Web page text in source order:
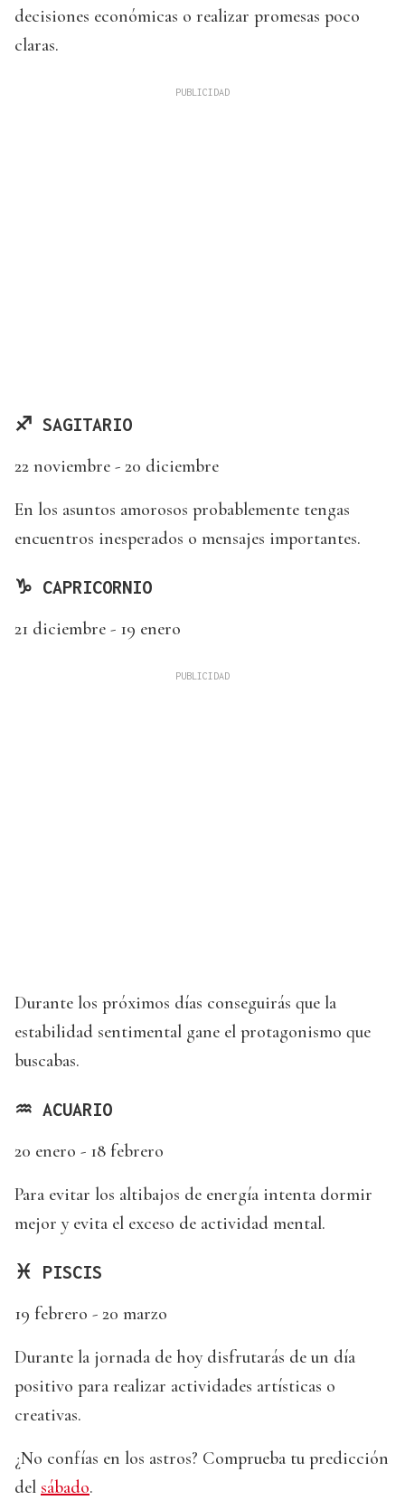
decisiones económicas o realizar promesas poco
claras.
♐ SAGITARIO
22 noviembre - 20 diciembre
En los asuntos amorosos probablemente tengas
encuentros inesperados o mensajes importantes.
♑ CAPRICORNIO
21 diciembre - 19 enero
Durante los próximos días conseguirás que la
estabilidad sentimental gane el protagonismo que
buscabas.
♒ ACUARIO
20 enero - 18 febrero
Para evitar los altibajos de energía intenta dormir
mejor y evita el exceso de actividad mental.
♓ PISCIS
19 febrero - 20 marzo
Durante la jornada de hoy disfrutarás de un día
positivo para realizar actividades artísticas o
creativas.
¿No confías en los astros? Comprueba tu predicción
del sábado.